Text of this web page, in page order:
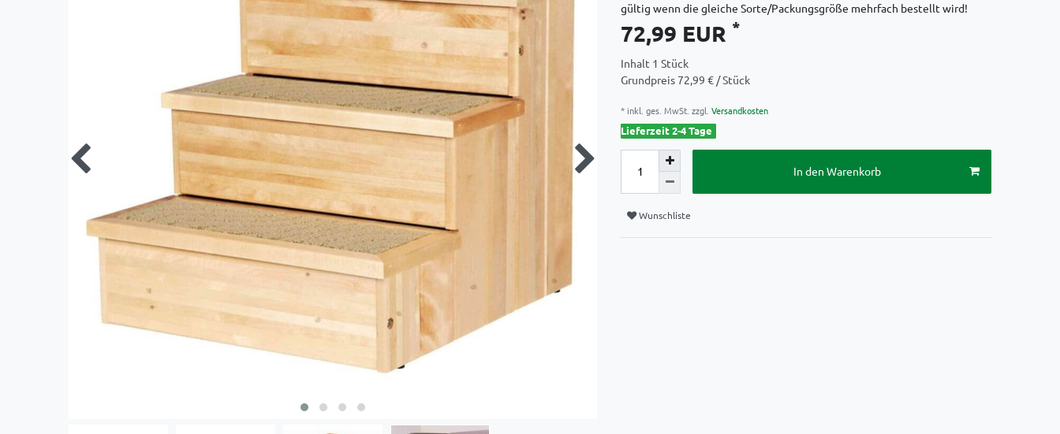
gültig wenn die gleiche Sorte/Packungsgröße mehrfach bestellt wird!
72,99 EUR *
Inhalt 1 Stück
Grundpreis72,99 € / Stück
* inkl. ges. MwSt. zzgl. Versandkosten
Lieferzeit 2-4 Tage
In den Warenkorb
Wunschliste